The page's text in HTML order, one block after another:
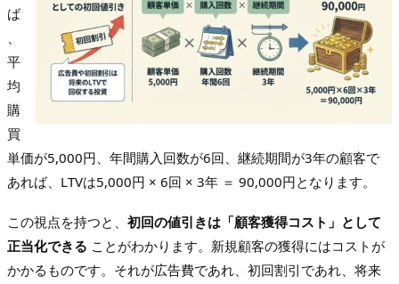
ば
、
平
均
購
買
単価が5,000円、年間購入回数が6回、継続期間が3年の顧客で
あれば、LTVは5,000円 × 6回 × 3年 ＝ 90,000円となります。
この視点を持つと、 初回の値引きは「顧客獲得コスト」として
正当化できる ことがわかります。新規顧客の獲得にはコストが
かかるものです。それが広告費であれ、初回割引であれ、将来